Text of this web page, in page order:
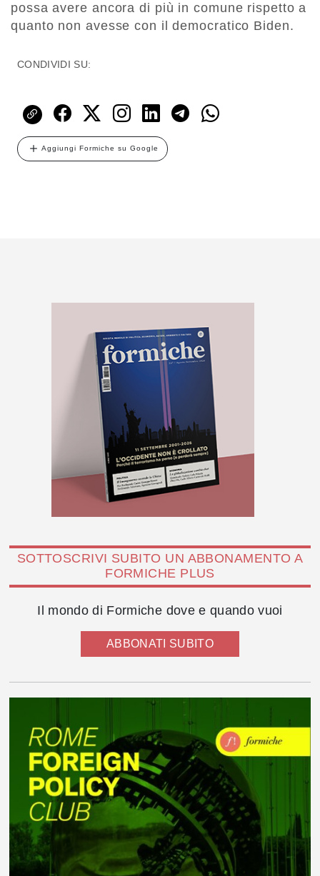
possa avere ancora di più in comune rispetto a
quanto non avesse con il democratico Biden.
CONDIVIDI SU:
Aggiungi Formiche su Google
SOTTOSCRIVI SUBITO UN ABBONAMENTO A
FORMICHE PLUS
Il mondo di Formiche dove e quando vuoi
ABBONATI SUBITO